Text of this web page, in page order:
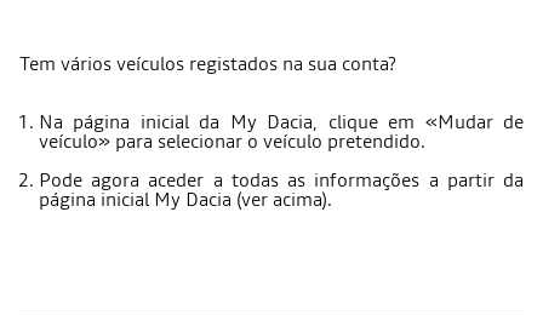
Tem vários veículos registados na sua conta?
Na página inicial da My Dacia, clique em «Mudar de
veículo» para selecionar o veículo pretendido.
Pode agora aceder a todas as informações a partir da
página inicial My Dacia (ver acima).